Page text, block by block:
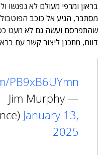
בראון ומרפי מעולם לא נפגשו
מסתבר, הגיע אל כוכב
שהתפרסם ועשה גם לא מעט
דווח, מתכנן ליצור קשר עם
PB9xB6UYmn
— Jim Murphy
January 13,
2025